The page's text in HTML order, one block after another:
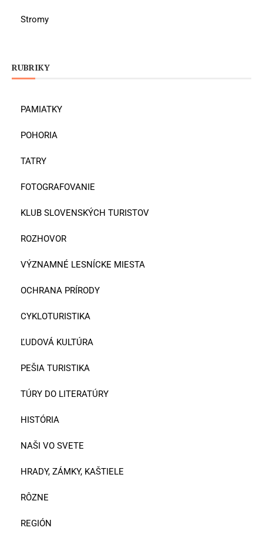
Stromy
RUBRIKY
PAMIATKY
POHORIA
TATRY
FOTOGRAFOVANIE
KLUB SLOVENSKÝCH TURISTOV
ROZHOVOR
VÝZNAMNÉ LESNÍCKE MIESTA
OCHRANA PRÍRODY
CYKLOTURISTIKA
ĽUDOVÁ KULTÚRA
PEŠIA TURISTIKA
TÚRY DO LITERATÚRY
HISTÓRIA
NAŠI VO SVETE
HRADY, ZÁMKY, KAŠTIELE
RÔZNE
REGIÓN